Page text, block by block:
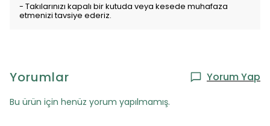
- Takılarınızı kapalı bir kutuda veya kesede muhafaza
etmenizi tavsiye ederiz.
Yorumlar Yorum Yap
Bu ürün için henüz yorum yapılmamış.